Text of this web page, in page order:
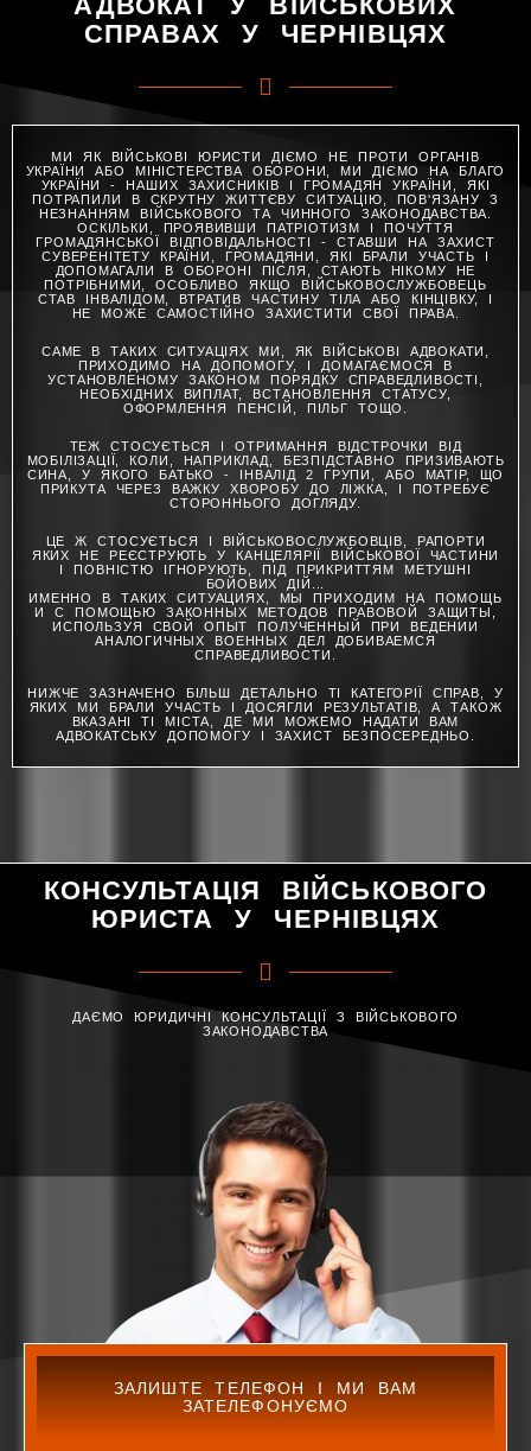
СПРАВАХ У ЧЕРНІВЦЯХ
МИ ЯК ВІЙСЬКОВІ ЮРИСТИ ДІЄМО НЕ ПРОТИ ОРГАНІВ
УКРАЇНИ АБО МІНІСТЕРСТВА ОБОРОНИ, МИ ДІЄМО НА БЛАГО
УКРАЇНИ - НАШИХ ЗАХИСНИКІВ І ГРОМАДЯН УКРАЇНИ, ЯКІ
ПОТРАПИЛИ В СКРУТНУ ЖИТТЄВУ СИТУАЦІЮ, ПОВ'ЯЗАНУ З
НЕЗНАННЯМ ВІЙСЬКОВОГО ТА ЧИННОГО ЗАКОНОДАВСТВА.
ОСКІЛЬКИ, ПРОЯВИВШИ ПАТРІОТИЗМ І ПОЧУТТЯ
ГРОМАДЯНСЬКОЇ ВІДПОВІДАЛЬНОСТІ - СТАВШИ НА ЗАХИСТ
СУВЕРЕНІТЕТУ КРАЇНИ, ГРОМАДЯНИ, ЯКІ БРАЛИ УЧАСТЬ І
ДОПОМАГАЛИ В ОБОРОНІ ПІСЛЯ, СТАЮТЬ НІКОМУ НЕ
ПОТРІБНИМИ, ОСОБЛИВО ЯКЩО ВІЙСЬКОВОСЛУЖБОВЕЦЬ
СТАВ ІНВАЛІДОМ, ВТРАТИВ ЧАСТИНУ ТІЛА АБО КІНЦІВКУ, І
НЕ МОЖЕ САМОСТІЙНО ЗАХИСТИТИ СВОЇ ПРАВА.
САМЕ В ТАКИХ СИТУАЦІЯХ МИ, ЯК ВІЙСЬКОВІ АДВОКАТИ,
ПРИХОДИМО НА ДОПОМОГУ, І ДОМАГАЄМОСЯ В
УСТАНОВЛЕНОМУ ЗАКОНОМ ПОРЯДКУ СПРАВЕДЛИВОСТІ,
НЕОБХІДНИХ ВИПЛАТ, ВСТАНОВЛЕННЯ СТАТУСУ,
ОФОРМЛЕННЯ ПЕНСІЙ, ПІЛЬГ ТОЩО.
ТЕЖ СТОСУЄТЬСЯ І ОТРИМАННЯ ВІДСТРОЧКИ ВІД
МОБІЛІЗАЦІЇ, КОЛИ, НАПРИКЛАД, БЕЗПІДСТАВНО ПРИЗИВАЮТЬ
СИНА, У ЯКОГО БАТЬКО - ІНВАЛІД 2 ГРУПИ, АБО МАТІР, ЩО
ПРИКУТА ЧЕРЕЗ ВАЖКУ ХВОРОБУ ДО ЛІЖКА, І ПОТРЕБУЄ
СТОРОННЬОГО ДОГЛЯДУ.
ЦЕ Ж СТОСУЄТЬСЯ І ВІЙСЬКОВОСЛУЖБОВЦІВ, РАПОРТИ
ЯКИХ НЕ РЕЄСТРУЮТЬ У КАНЦЕЛЯРІЇ ВІЙСЬКОВОЇ ЧАСТИНИ
І ПОВНІСТЮ ІГНОРУЮТЬ, ПІД ПРИКРИТТЯМ МЕТУШНІ
БОЙОВИХ ДІЙ...
ИМЕННО В ТАКИХ СИТУАЦИЯХ, МЫ ПРИХОДИМ НА ПОМОЩЬ
И С ПОМОЩЬЮ ЗАКОННЫХ МЕТОДОВ ПРАВОВОЙ ЗАЩИТЫ,
ИСПОЛЬЗУЯ СВОЙ ОПЫТ ПОЛУЧЕННЫЙ ПРИ ВЕДЕНИИ
АНАЛОГИЧНЫХ ВОЕННЫХ ДЕЛ ДОБИВАЕМСЯ
СПРАВЕДЛИВОСТИ.
НИЖЧЕ ЗАЗНАЧЕНО БІЛЬШ ДЕТАЛЬНО ТІ КАТЕГОРІЇ СПРАВ, У
ЯКИХ МИ БРАЛИ УЧАСТЬ І ДОСЯГЛИ РЕЗУЛЬТАТІВ, А ТАКОЖ
ВКАЗАНІ ТІ МІСТА, ДЕ МИ МОЖЕМО НАДАТИ ВАМ
АДВОКАТСЬКУ ДОПОМОГУ І ЗАХИСТ БЕЗПОСЕРЕДНЬО.
КОНСУЛЬТАЦІЯ ВІЙСЬКОВОГО
ЮРИСТА У ЧЕРНІВЦЯХ
ДАЄМО ЮРИДИЧНІ КОНСУЛЬТАЦІЇ З ВІЙСЬКОВОГО
ЗАКОНОДАВСТВА
ЗАЛИШТЕ ТЕЛЕФОН І МИ ВАМ
ЗАТЕЛЕФОНУЄМО